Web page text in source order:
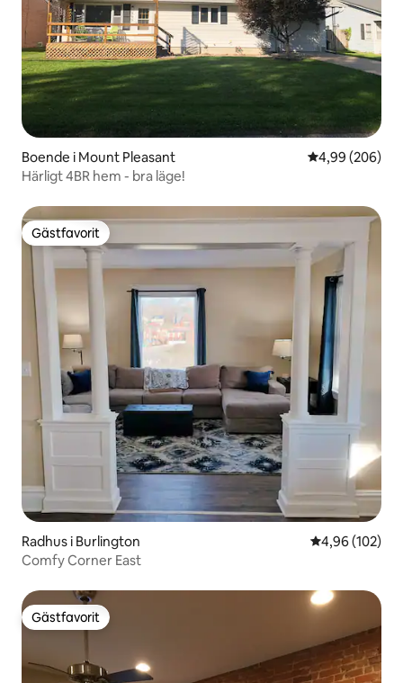
Boende i Mount Pleasant 4,99 av 5 i
4,99 (206)
Härligt 4BR hem - bra läge!
Gästfavorit
Gästfavorit
Radhus i Burlington 4,96 av 5 i
4,96 (102)
Comfy Corner East
Gästfavorit
Gästfavorit